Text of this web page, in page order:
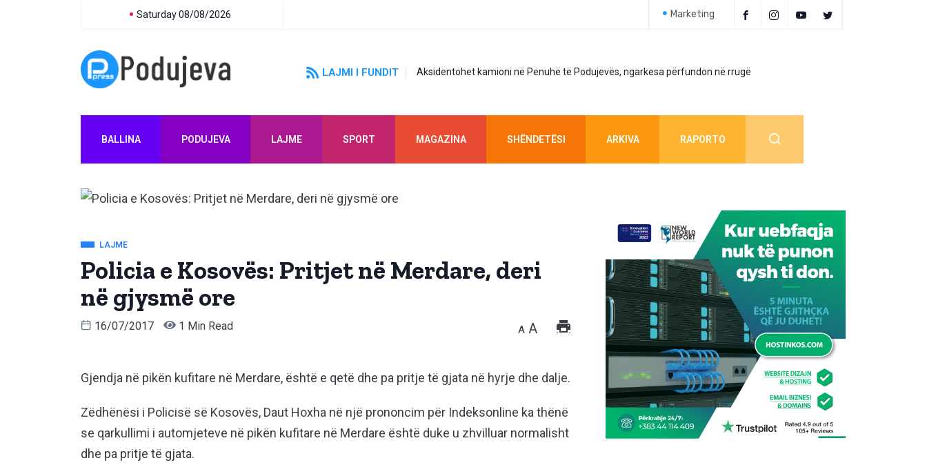
Saturday 08/08/2026 Marketing
LAJMI I FUNDIT Aksidentohet kamioni në Penuhë të Podujevës, ngarkesa përfundon në rrugë
BALLINA PODUJEVA LAJME SPORT MAGAZINA SHËNDETËSI ARKIVA RAPORTO
LAJME
Policia e Kosovës: Pritjet në Merdare, deri
në gjysmë ore
16/07/2017 1 Min Read A A
Gjendja në pikën kufitare në Merdare, është e qetë dhe pa pritje të gjata në hyrje dhe dalje.
Zëdhënësi i Policisë së Kosovës, Daut Hoxha në një prononcim për Indeksonline ka thënë
se qarkullimi i automjeteve në pikën kufitare në Merdare është duke u zhvilluar normalisht
dhe pa pritje të gjata.